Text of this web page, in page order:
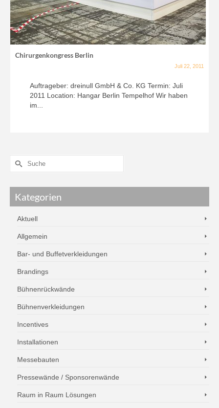
Chirurgenkongress Berlin
Juli 22, 2011
Auftrageber: dreinull GmbH & Co. KG Termin: Juli
2011 Location: Hangar Berlin Tempelhof Wir haben
im...
Kategorien
Aktuell
Allgemein
Bar- und Buffetverkleidungen
Brandings
Bühnenrückwände
Bühnenverkleidungen
Incentives
Installationen
Messebauten
Pressewände / Sponsorenwände
Raum in Raum Lösungen